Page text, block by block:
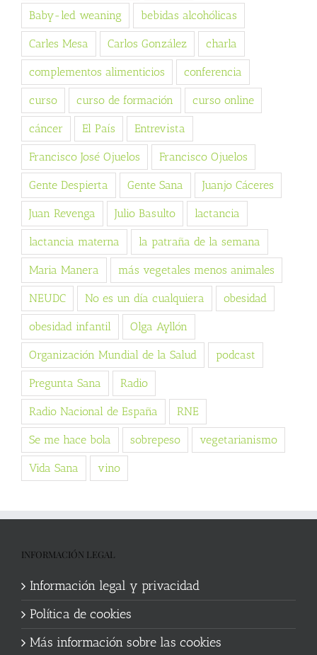
Baby-led weaning bebidas alcohólicas
Carles Mesa Carlos González charla
complementos alimenticios conferencia
curso curso de formación curso online
cáncer El País Entrevista
Francisco José Ojuelos Francisco Ojuelos
Gente Despierta Gente Sana Juanjo Cáceres
Juan Revenga Julio Basulto lactancia
lactancia materna la patraña de la semana
Maria Manera más vegetales menos animales
NEUDC No es un día cualquiera obesidad
obesidad infantil Olga Ayllón
Organización Mundial de la Salud podcast
Pregunta Sana Radio
Radio Nacional de España RNE
Se me hace bola sobrepeso vegetarianismo
Vida Sana vino
INFORMACIÓN LEGAL
Información legal y privacidad
Política de cookies
Más información sobre las cookies